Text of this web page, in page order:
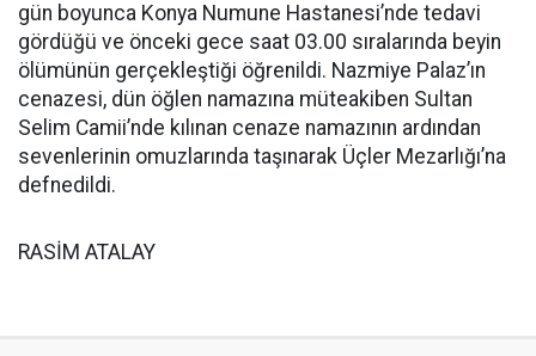
gün boyunca Konya Numune Hastanesi’nde tedavi
gördüğü ve önceki gece saat 03.00 sıralarında beyin
ölümünün gerçekleştiği öğrenildi. Nazmiye Palaz’ın
cenazesi, dün öğlen namazına müteakiben Sultan
Selim Camii’nde kılınan cenaze namazının ardından
sevenlerinin omuzlarında taşınarak Üçler Mezarlığı’na
defnedildi.
RASİM ATALAY